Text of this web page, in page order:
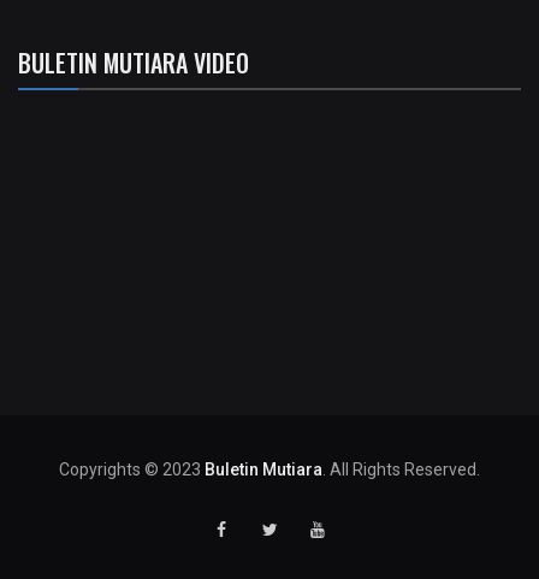
BULETIN MUTIARA VIDEO
Copyrights © 2023 Buletin Mutiara. All Rights Reserved.